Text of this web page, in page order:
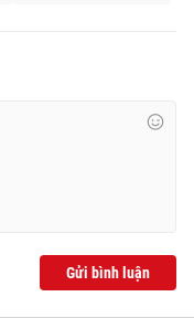
Gửi bình luận